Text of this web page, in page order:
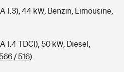
1.3), 44 kW, Benzin, Limousine,
1.4 TDCI), 50 kW, Diesel,
/ 516)